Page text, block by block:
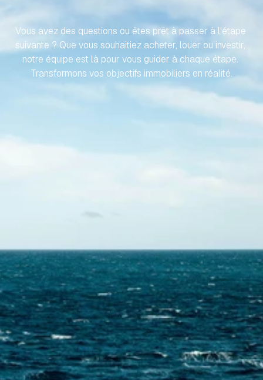
EFFORT
Vous avez des questions ou êtes prêt à passer à l'étape
suivante ? Que vous souhaitiez acheter, louer ou investir,
notre équipe est là pour vous guider à chaque étape.
Transformons vos objectifs immobiliers en réalité.